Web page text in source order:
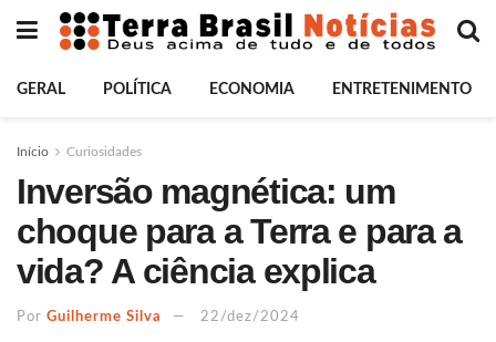
GERAL POLÍTICA ECONOMIA ENTRETENIMENTO
Início Curiosidades
Inversão magnética: um
choque para a Terra e para a
vida? A ciência explica
Por Guilherme Silva 22/dez/2024